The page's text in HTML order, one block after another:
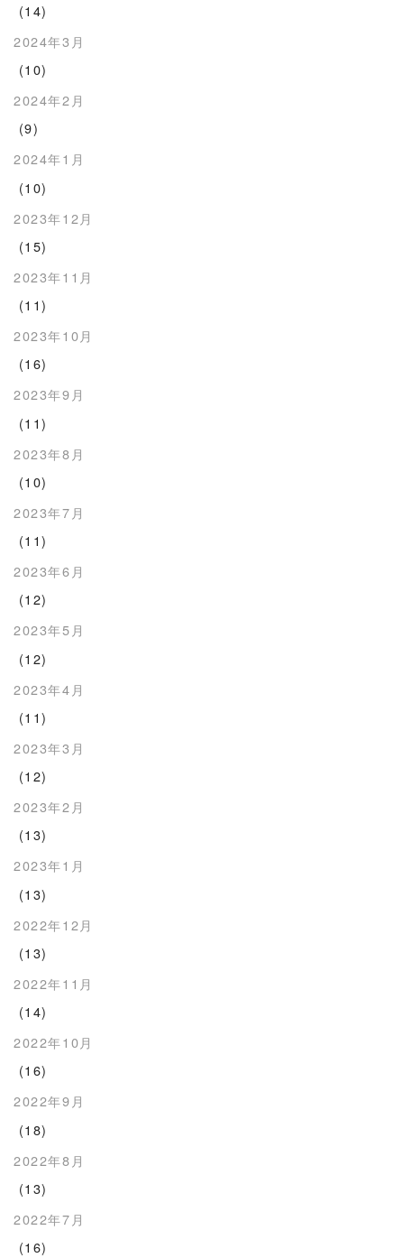
(14)
2024年3月
(10)
2024年2月
(9)
2024年1月
(10)
2023年12月
(15)
2023年11月
(11)
2023年10月
(16)
2023年9月
(11)
2023年8月
(10)
2023年7月
(11)
2023年6月
(12)
2023年5月
(12)
2023年4月
(11)
2023年3月
(12)
2023年2月
(13)
2023年1月
(13)
2022年12月
(13)
2022年11月
(14)
2022年10月
(16)
2022年9月
(18)
2022年8月
(13)
2022年7月
(16)